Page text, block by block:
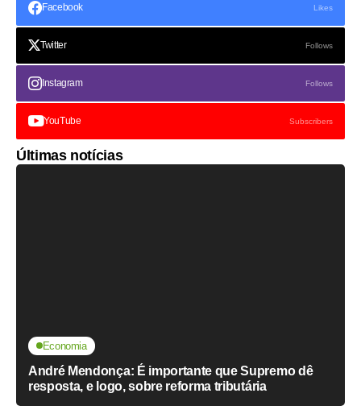
Facebook Likes
Twitter Follows
Instagram Follows
YouTube Subscribers
Últimas notícias
Economia
André Mendonça: É importante que Supremo dê
resposta, e logo, sobre reforma tributária